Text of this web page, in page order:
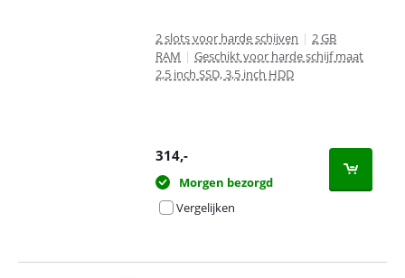
2 slots voor harde schijven | 2 GB
RAM | Geschikt voor harde schijf maat
2,5 inch SSD, 3,5 inch HDD
314,-
Morgen bezorgd
Vergelijken